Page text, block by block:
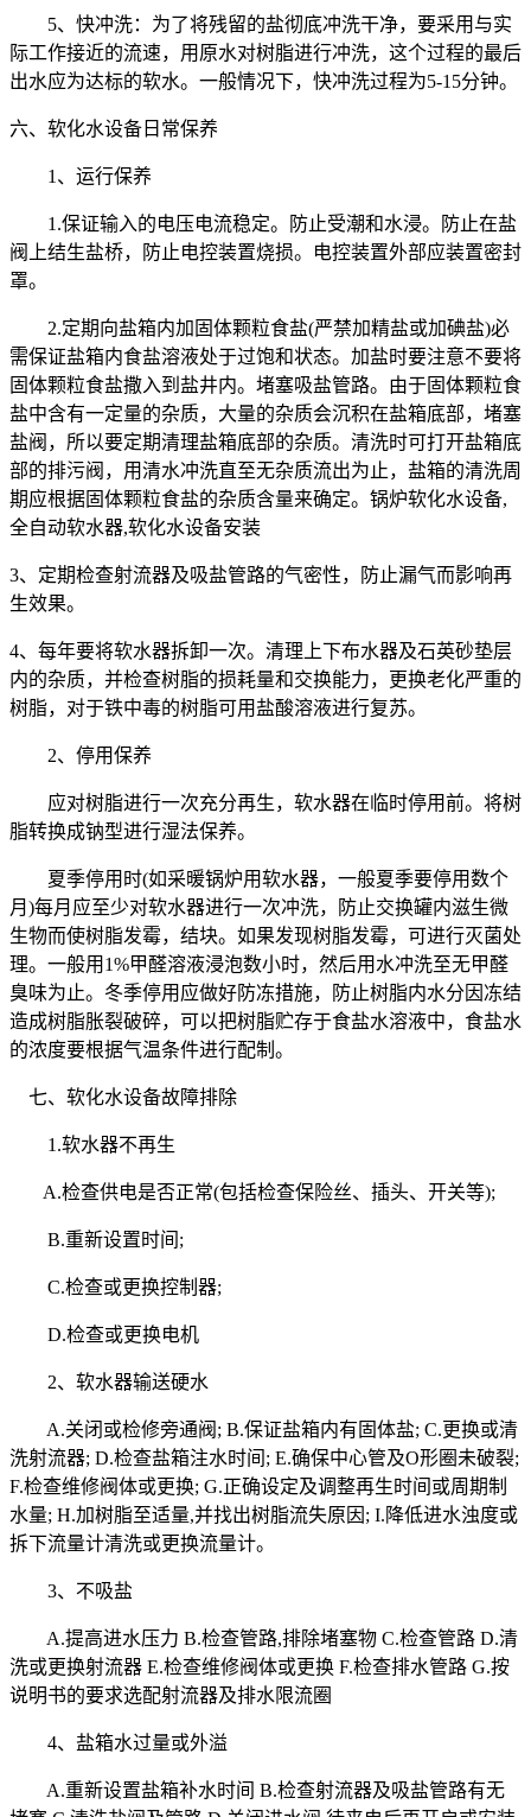
5、快冲洗：为了将残留的盐彻底冲洗干净，要采用与实
际工作接近的流速，用原水对树脂进行冲洗，这个过程的最后
出水应为达标的软水。一般情况下，快冲洗过程为5-15分钟。
六、软化水设备日常保养
1、运行保养
1.保证输入的电压电流稳定。防止受潮和水浸。防止在盐
阀上结生盐桥，防止电控装置烧损。电控装置外部应装置密封
罩。
2.定期向盐箱内加固体颗粒食盐(严禁加精盐或加碘盐)必
需保证盐箱内食盐溶液处于过饱和状态。加盐时要注意不要将
固体颗粒食盐撒入到盐井内。堵塞吸盐管路。由于固体颗粒食
盐中含有一定量的杂质，大量的杂质会沉积在盐箱底部，堵塞
盐阀，所以要定期清理盐箱底部的杂质。清洗时可打开盐箱底
部的排污阀，用清水冲洗直至无杂质流出为止，盐箱的清洗周
期应根据固体颗粒食盐的杂质含量来确定。锅炉软化水设备,
全自动软水器,软化水设备安装
3、定期检查射流器及吸盐管路的气密性，防止漏气而影响再
生效果。
4、每年要将软水器拆卸一次。清理上下布水器及石英砂垫层
内的杂质，并检查树脂的损耗量和交换能力，更换老化严重的
树脂，对于铁中毒的树脂可用盐酸溶液进行复苏。
2、停用保养
应对树脂进行一次充分再生，软水器在临时停用前。将树
脂转换成钠型进行湿法保养。
夏季停用时(如采暖锅炉用软水器，一般夏季要停用数个
月)每月应至少对软水器进行一次冲洗，防止交换罐内滋生微
生物而使树脂发霉，结块。如果发现树脂发霉，可进行灭菌处
理。一般用1%甲醛溶液浸泡数小时，然后用水冲洗至无甲醛
臭味为止。冬季停用应做好防冻措施，防止树脂内水分因冻结
造成树脂胀裂破碎，可以把树脂贮存于食盐水溶液中，食盐水
的浓度要根据气温条件进行配制。
七、软化水设备故障排除
1.软水器不再生
A.检查供电是否正常(包括检查保险丝、插头、开关等);
B.重新设置时间;
C.检查或更换控制器;
D.检查或更换电机
2、软水器输送硬水
A.关闭或检修旁通阀; B.保证盐箱内有固体盐; C.更换或清
洗射流器; D.检查盐箱注水时间; E.确保中心管及O形圈未破裂;
F.检查维修阀体或更换; G.正确设定及调整再生时间或周期制
水量; H.加树脂至适量,并找出树脂流失原因; I.降低进水浊度或
拆下流量计清洗或更换流量计。
3、不吸盐
A.提高进水压力 B.检查管路,排除堵塞物 C.检查管路 D.清
洗或更换射流器 E.检查维修阀体或更换 F.检查排水管路 G.按
说明书的要求选配射流器及排水限流圈
4、盐箱水过量或外溢
A.重新设置盐箱补水时间 B.检查射流器及吸盐管路有无